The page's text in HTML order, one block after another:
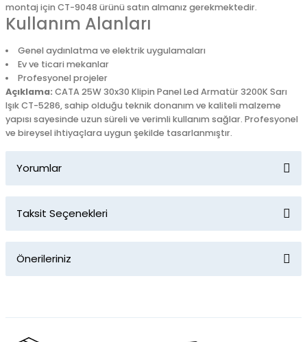
montaj için CT-9048 ürünü satın almanız gerekmektedir.
Kullanım Alanları
Genel aydınlatma ve elektrik uygulamaları
Ev ve ticari mekanlar
Profesyonel projeler
Açıklama: CATA 25W 30x30 Klipin Panel Led Armatür 3200K Sarı
Işık CT-5286, sahip olduğu teknik donanım ve kaliteli malzeme
yapısı sayesinde uzun süreli ve verimli kullanım sağlar. Profesyonel
ve bireysel ihtiyaçlara uygun şekilde tasarlanmıştır.
Yorumlar
Taksit Seçenekleri
Önerileriniz
kullanarak tarafımıza iletebilirsiniz.
Görüş ve önerileriniz için teşekkür ederiz.